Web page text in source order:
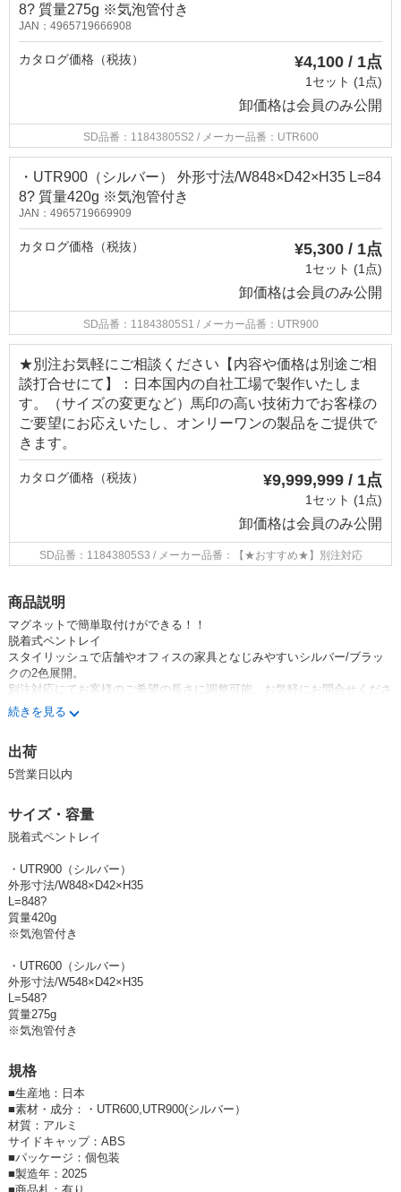
8? 質量275g ※気泡管付き
JAN：4965719666908
カタログ価格（税抜） ¥4,100 / 1点
1セット (1点)
卸価格は会員のみ公開
SD品番：11843805S2 / メーカー品番：UTR600
・UTR900（シルバー） 外形寸法/W848×D42×H35 L=84
8? 質量420g ※気泡管付き
JAN：4965719669909
カタログ価格（税抜） ¥5,300 / 1点
1セット (1点)
卸価格は会員のみ公開
SD品番：11843805S1 / メーカー品番：UTR900
★別注お気軽にご相談ください【内容や価格は別途ご相
談打合せにて】：日本国内の自社工場で製作いたしま
す。（サイズの変更など）馬印の高い技術力でお客様の
ご要望にお応えいたし、オンリーワンの製品をご提供で
きます。
カタログ価格（税抜） ¥9,999,999 / 1点
1セット (1点)
卸価格は会員のみ公開
SD品番：11843805S3 / メーカー品番：【★おすすめ★】別注対応
商品説明
マグネットで簡単取付けができる！！
脱着式ペントレイ
スタイリッシュで店舗やオフィスの家具となじみやすいシルバー/ブラッ
クの2色展開。
別注対応にてお客様のご希望の長さに調整可能。お気軽にお問合せくださ
い。
・L=848?以下にて対応が可能です。
・1本よりご注文可能です。
す。
お気軽にお問合せください。
続きを見る
出荷
5営業日以内
サイズ・容量
脱着式ペントレイ
・UTR900（シルバー）
外形寸法/W848×D42×H35
L=848?
質量420g
※気泡管付き
・UTR600（シルバー）
外形寸法/W548×D42×H35
L=548?
質量275g
※気泡管付き
規格
■生産地：日本
■素材・成分：・UTR600,UTR900(シルバー）
材質：アルミ
サイドキャップ：ABS
■パッケージ：個包装
■製造年：2025